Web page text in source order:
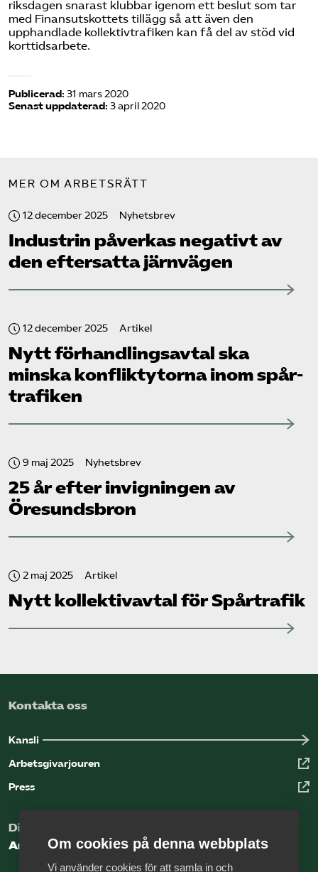
riksdagen snarast klubbar igenom ett beslut som tar
med Finansutskottets tillägg så att även den
upphandlade kollektivtrafiken kan få del av stöd vid
korttidsarbete.
Publicerad: 31 mars 2020
Senast uppdaterad: 3 april 2020
MER OM ARBETSRÄTT
12 december 2025 Nyhetsbrev
Industrin påverkas negativt av
den eftersatta järnvägen
12 december 2025 Artikel
Nytt förhandlingsavtal ska
minska konfliktytorna inom spår­
trafiken
9 maj 2025 Nyhetsbrev
25 år efter invigningen av
Öresundsbron
2 maj 2025 Artikel
Nytt kollektivavtal för Spårtrafik
Kontakta oss
Kansli
Arbetsgivarjouren
Press
Digital kunskapsbank för arbetsgivare
Arbetsgivarguiden
Om cookies på denna webbplats
Vi använder cookies för att samla in och